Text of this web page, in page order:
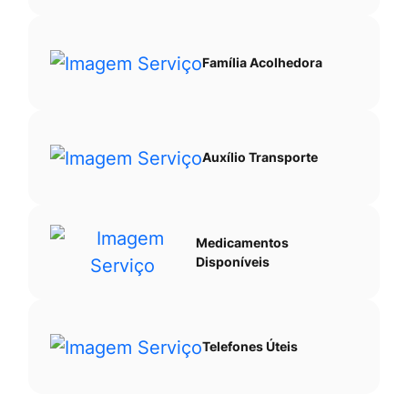
Família Acolhedora
Auxílio Transporte
Medicamentos
Disponíveis
Telefones Úteis